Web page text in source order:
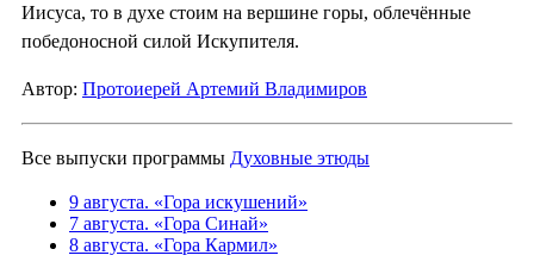
Иисуса, то в духе стоим на вершине горы, облечённые
победоносной силой Искупителя.
Автор: Протоиерей Артемий Владимиров
Все выпуски программы Духовные этюды
9 августа. «Гора искушений»
7 августа. «Гора Синай»
8 августа. «Гора Кармил»